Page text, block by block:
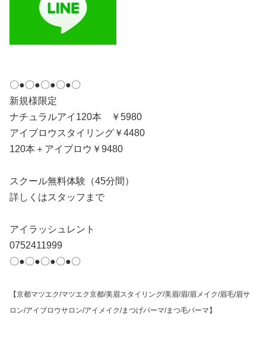
〇●〇●〇●〇●〇
新規様限定
ナチュラルアイ120本 ￥5980
アイブロウスタイリング￥4480
120本＋アイブロウ￥9480
スクール無料体験（45分間）
詳しくはスタッフまで
アイラッシュレント
0752411999
〇●〇●〇●〇●〇
【京都マツエク/マツエク京都/美眉スタイリング/美眉/眉/眉メイク/眉毛/眉サ
ロン/アイブロウサロン/アイメイク/まつげパーマ/まつ毛パーマ】